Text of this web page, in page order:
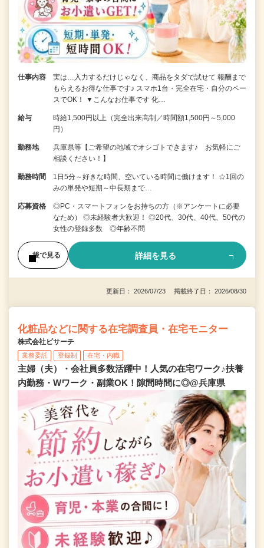
仕事内容
実は…入力するだけじゃなく、商品をタダで試せて 報酬まで
もらえるお得な仕事です♪ スマホ1台・完全在宅・自分のペー
スでOK！ ▼こんなお仕事です 化…
給与
時給1,500円以上（完全出来高制／時間額1,500円～5,000
円）
勤務地
兵庫県等【ご希望の地域でオシゴトできます♪ お気軽にご
相談ください！】
勤務時間
1日5分～好きな時間、空いている時間に働けます！ ☆1回の
みの単発や短期～中長期まで…
応募資格
◎PC・スマートフォンをお持ちの方（※アンケートに必要
なため） ◎未経験者大歓迎！ ◎20代、30代、40代、50代の
女性の登録多数 ◎年齢不問
後で見る 詳細を見る
更新日： 2026/07/23 掲載終了日： 2026/08/30
化粧品などに関する在宅調査員・在宅モニター
株式会社ビサーチ
業務委託 登録制 在宅・内職
主婦（夫）・会社員多数活躍中！人気の在宅ワーク♪扶養
内勤務・Wワーク・副業OK！隙間時間に◎@兵庫県